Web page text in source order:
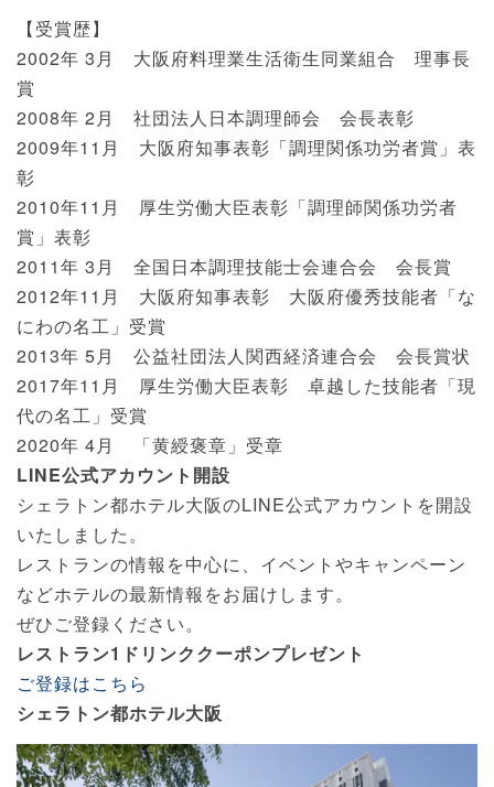
【受賞歴】
2002年 3月 大阪府料理業生活衛生同業組合 理事長
賞
2008年 2月 社団法人日本調理師会 会長表彰
2009年11月 大阪府知事表彰「調理関係功労者賞」表
彰
2010年11月 厚生労働大臣表彰「調理師関係功労者
賞」表彰
2011年 3月 全国日本調理技能士会連合会 会長賞
2012年11月 大阪府知事表彰 大阪府優秀技能者「な
にわの名工」受賞
2013年 5月 公益社団法人関西経済連合会 会長賞状
2017年11月 厚生労働大臣表彰 卓越した技能者「現
代の名工」受賞
2020年 4月 「黄綬褒章」受章
LINE公式アカウント開設
シェラトン都ホテル大阪のLINE公式アカウントを開設
いたしました。
レストランの情報を中心に、イベントやキャンペーン
などホテルの最新情報をお届けします。
ぜひご登録ください。
レストラン1ドリンククーポンプレゼント
ご登録はこちら
シェラトン都ホテル大阪